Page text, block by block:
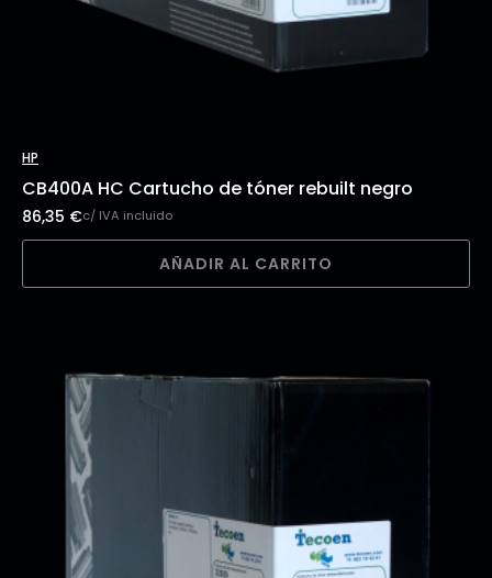
HP
CB400A HC Cartucho de tóner rebuilt negro
86,35 €c/ IVA incluido
AÑADIR AL CARRITO